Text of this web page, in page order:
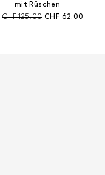
mit Rüschen
Preis vor Rabatt:
CHF 125.00 Aktueller Preis:
CHF 62.00